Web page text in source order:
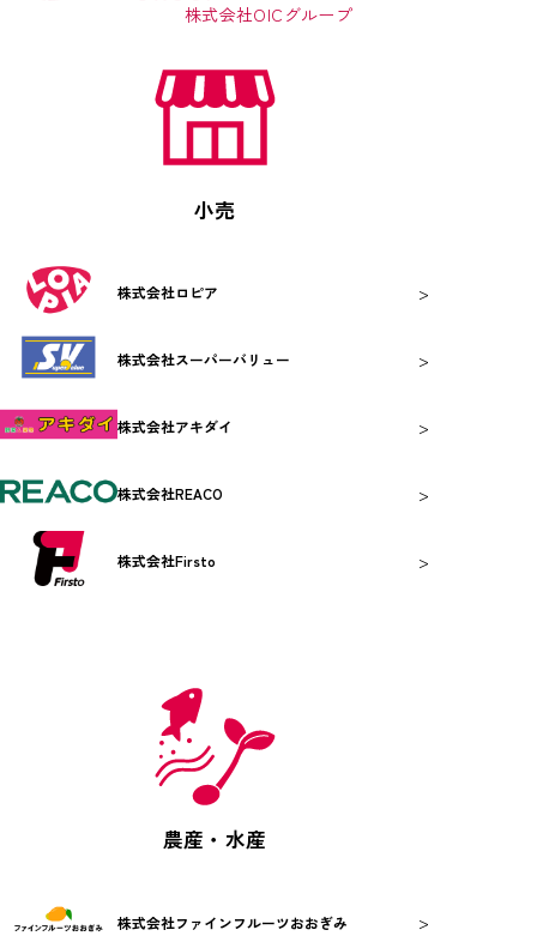
株式会社OICグループ
小売
株式会社ロピア >
株式会社スーパーバリュー >
株式会社アキダイ >
株式会社REACO >
株式会社Firsto >
農産・水産
株式会社ファインフルーツおおぎみ >